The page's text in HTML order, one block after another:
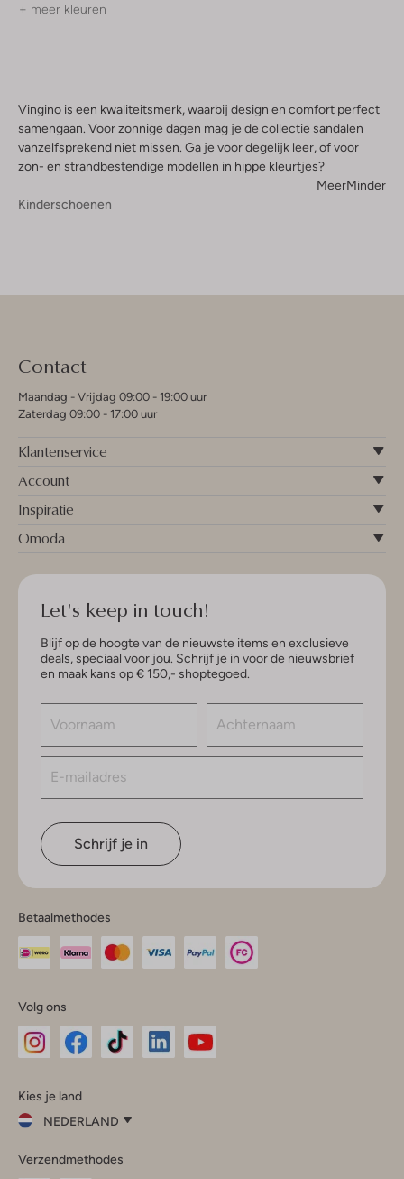
+ meer kleuren
Vingino is een kwaliteitsmerk, waarbij design en comfort perfect
samengaan. Voor zonnige dagen mag je de collectie sandalen
vanzelfsprekend niet missen. Ga je voor degelijk leer, of voor
zon- en strandbestendige modellen in hippe kleurtjes?
MeerMinder
Kinderschoenen
Contact
Maandag - Vrijdag 09:00 - 19:00 uur
Zaterdag 09:00 - 17:00 uur
Klantenservice
Account
Inspiratie
Omoda
Let's keep in touch!
Blijf op de hoogte van de nieuwste items en exclusieve
deals, speciaal voor jou. Schrijf je in voor de nieuwsbrief
en maak kans op € 150,- shoptegoed.
Schrijf je in
Betaalmethodes
Volg ons
InstagramFacebook
Kies je land
NEDERLAND
je
Verzendmethodes